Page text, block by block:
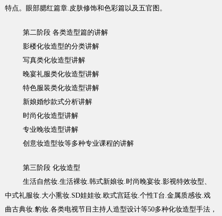
特点。眼部腮红篇章.皮肤修饰和色彩篇以及五官图。
第二阶段 各类造型篇的讲解
影楼化妆造型的分类讲解
写真类化妆造型讲解
晚宴礼服类化妆造型讲解
特色服装类化妆造型讲解
新娘婚纱款式分析讲解
时尚化妆造型讲解
专业晚妆造型讲解
创意妆造型妆等多种专业课程的讲解
第三阶段 化妆造型
生活自然妆.生活裸妆.韩式新娘妆.时尚晚宴妆.影视特效妆型、
中式礼服妆.大小熏妆.SD娃娃妆.欧式宫廷妆.个性T台.金属质感妆.戏
曲古典妆.豹妆.各类电视节目主持人造型设计等50多种化妆造型手法，